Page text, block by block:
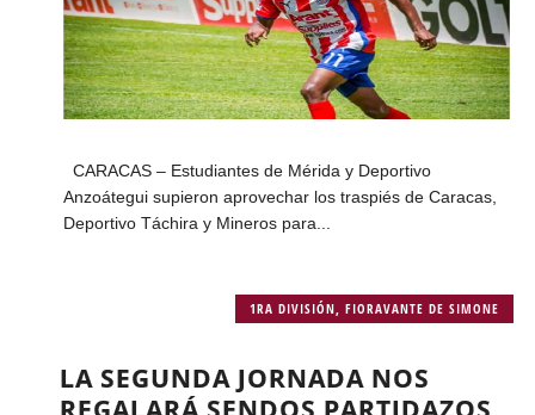
CARACAS – Estudiantes de Mérida y Deportivo
Anzoátegui supieron aprovechar los traspiés de Caracas,
Deportivo Táchira y Mineros para...
1RA DIVISIÓN ,FIORAVANTE DE SIMONE
LA SEGUNDA JORNADA NOS